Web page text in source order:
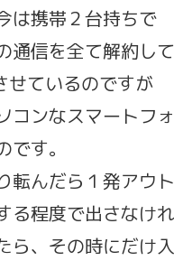
は携帯２台持ちで
通信を全て解約し
せているのですが
コンなスマートフ
す。
転んだら１発アウト
る程度で出さなけ
ら、その時にだけ